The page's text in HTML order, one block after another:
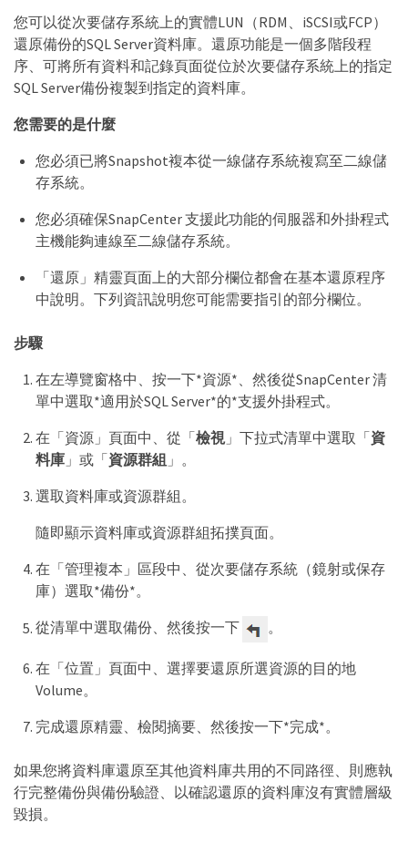
您可以從次要儲存系統上的實體LUN（RDM、iSCSI或FCP）
還原備份的SQL Server資料庫。還原功能是一個多階段程
序、可將所有資料和記錄頁面從位於次要儲存系統上的指定
SQL Server備份複製到指定的資料庫。
您需要的是什麼
您必須已將Snapshot複本從一線儲存系統複寫至二線儲
存系統。
您必須確保SnapCenter 支援此功能的伺服器和外掛程式
主機能夠連線至二線儲存系統。
「還原」精靈頁面上的大部分欄位都會在基本還原程序
中說明。下列資訊說明您可能需要指引的部分欄位。
步驟
在左導覽窗格中、按一下*資源*、然後從SnapCenter 清
單中選取*適用於SQL Server*的*支援外掛程式。
在「資源」頁面中、從「檢視」下拉式清單中選取「資
料庫」或「資源群組 」。
選取資料庫或資源群組。
隨即顯示資料庫或資源群組拓撲頁面。
在「管理複本」區段中、從次要儲存系統（鏡射或保存
庫）選取*備份*。
從清單中選取備份、然後按一下 。
在「位置」頁面中、選擇要還原所選資源的目的地
Volume。
完成還原精靈、檢閱摘要、然後按一下*完成*。
如果您將資料庫還原至其他資料庫共用的不同路徑、則應執
行完整備份與備份驗證、以確認還原的資料庫沒有實體層級
毀損。